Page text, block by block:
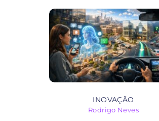
INOVAÇÃO
Rodrigo Neves